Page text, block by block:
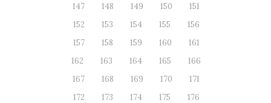
147
148 149 150
151
152
153 154 155
156
157
158 159 160
161
162
163 164 165
166
167
168 169 170
171
172
173 174 175
176